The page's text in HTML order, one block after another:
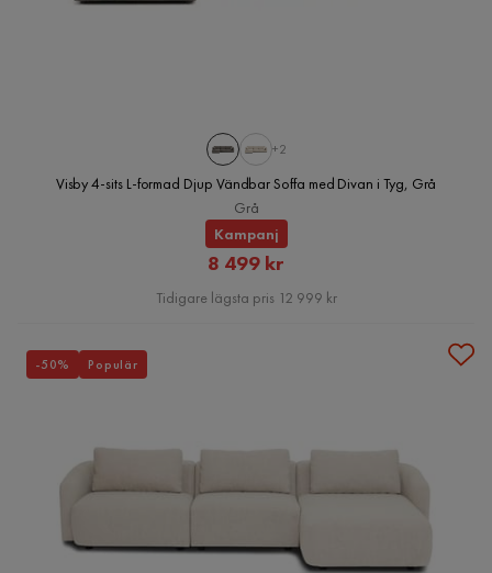
+2
Visby 4-sits L-formad Djup Vändbar Soffa med Divan i Tyg, Grå
Grå
Kampanj
Rabatterat
Pris
8 499 kr
Tidigare lägsta pris 12 999 kr
-50% Populär